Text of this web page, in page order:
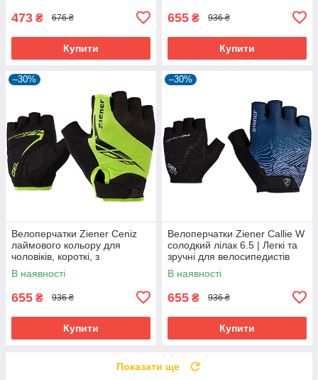
473 ₴ 676 ₴
Купити
655 ₴ 936 ₴
Купити
–30%
Велоперчатки Ziener Ceniz
лаймового кольору для
чоловіків, короткі, з
амортизуючими вставками та
гелевими подушечками
В наявності
655 ₴ 936 ₴
Купити
–30%
Велоперчатки Ziener Callie W
солодкий лілак 6.5 | Легкі та
зручні для велосипедистів
В наявності
655 ₴ 936 ₴
Купити
Показати ще